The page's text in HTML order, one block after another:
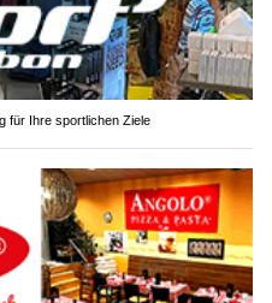
für Ihre sportlichen Ziele